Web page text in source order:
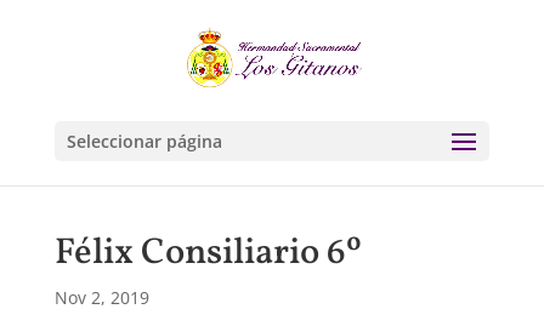
Seleccionar página
Félix Consiliario 6º
Nov 2, 2019